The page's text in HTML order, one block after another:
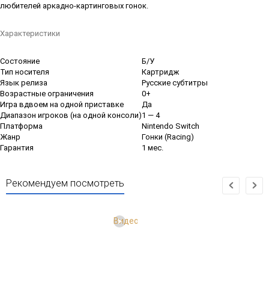
любителей аркадно-картинговых гонок.
Характеристики
Состояние
Б/У
Тип носителя
Картридж
Язык релиза
Русские субтитры
Возрастные ограничения
0+
Игра вдвоем на одной приставке
Да
Диапазон игроков (на одной консоли)1 — 4
Платформа
Nintendo Switch
Жанр
Гонки (Racing)
Гарантия
1 мес.
Рекомендуем посмотреть
Видео